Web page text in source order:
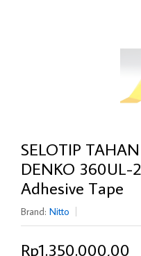
SELOTIP
DENKO 360UL-
Adhesive Tape
Brand: Nitto
Rp1.350.000,00